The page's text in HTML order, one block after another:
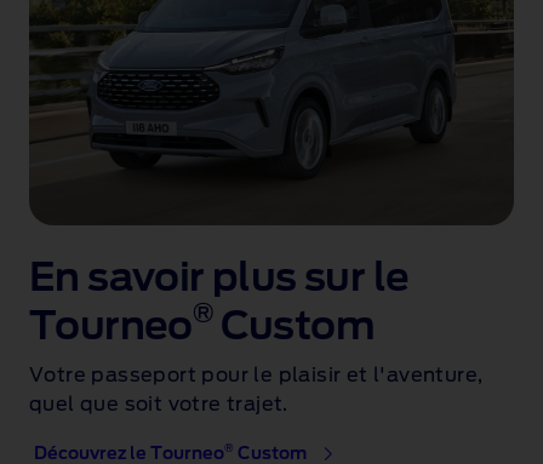
En savoir plus sur le
Tourneo®Custom
Votre passeport pour le plaisir et l'aventure,
quel que soit votre trajet.
Découvrez le Tourneo® Custom